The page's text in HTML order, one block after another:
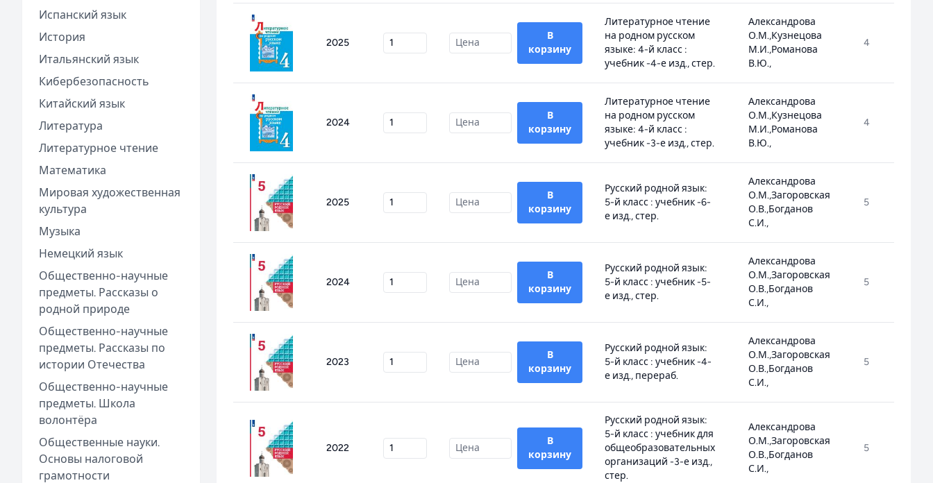
Испанский язык
История
Итальянский язык
Кибербезопасность
Китайский язык
Литература
Литературное чтение
Математика
Мировая художественная
культура
Музыка
Немецкий язык
Общественно-научные
предметы. Рассказы о
родной природе
Общественно-научные
предметы. Рассказы по
истории Отечества
Общественно-научные
предметы. Школа
волонтёра
Общественные науки.
Основы налоговой
грамотности
2025
В
корзину
Литературное чтение
на родном русском
языке: 4-й класс :
учебник -4-е изд., стер.
Александрова
О.М.,Кузнецова
М.И.,Романова
В.Ю.,
4
2024
В
корзину
Литературное чтение
на родном русском
языке: 4-й класс :
учебник -3-е изд., стер.
Александрова
О.М.,Кузнецова
М.И.,Романова
В.Ю.,
4
2025
В
корзину
Русский родной язык:
5-й класс : учебник -6-
е изд., стер.
Александрова
О.М.,Загоровская
О.В.,Богданов
С.И.,
5
2024
В
корзину
Русский родной язык:
5-й класс : учебник -5-
е изд., стер.
Александрова
О.М.,Загоровская
О.В.,Богданов
С.И.,
5
2023
В
корзину
Русский родной язык:
5-й класс : учебник -4-
е изд., перераб.
Александрова
О.М.,Загоровская
О.В.,Богданов
С.И.,
5
2022
В
корзину
Русский родной язык:
5-й класс : учебник для
общеобразовательных
организаций -3-е изд.,
стер.
Александрова
О.М.,Загоровская
О.В.,Богданов
С.И.,
5